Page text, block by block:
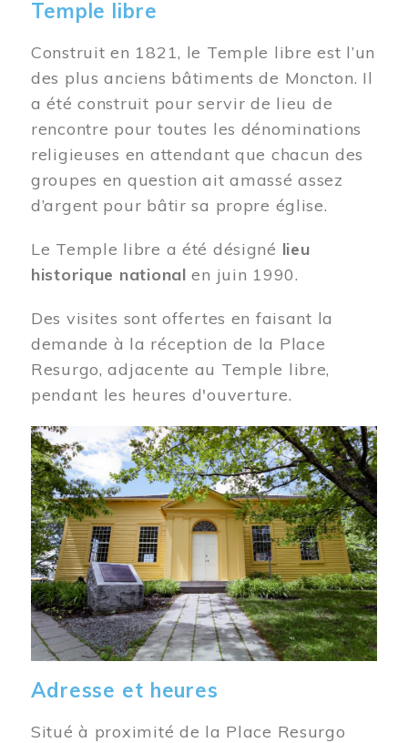
Temple libre
Construit en 1821, le Temple libre est l’un
des plus anciens bâtiments de Moncton. Il
a été construit pour servir de lieu de
rencontre pour toutes les dénominations
religieuses en attendant que chacun des
groupes en question ait amassé assez
d’argent pour bâtir sa propre église.
Le Temple libre a été désigné lieu
historique national en juin 1990.
Des visites sont offertes en faisant la
demande à la réception de la Place
Resurgo, adjacente au Temple libre,
pendant les heures d'ouverture.
Image
Adresse et heures
Situé à proximité de la Place Resurgo